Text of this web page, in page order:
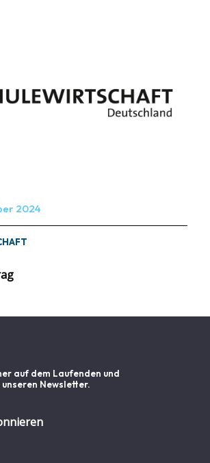
2024
auf dem Laufenden und
Newsletter.